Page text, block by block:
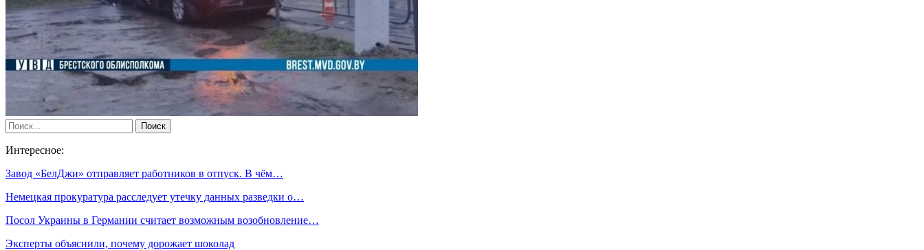
Интересное:
Завод «БелДжи» отправляет работников в отпуск. В чём…
Немецкая прокуратура расследует утечку данных разведки о…
Посол Украины в Германии считает возможным возобновление…
Эксперты объяснили, почему дорожает шоколад